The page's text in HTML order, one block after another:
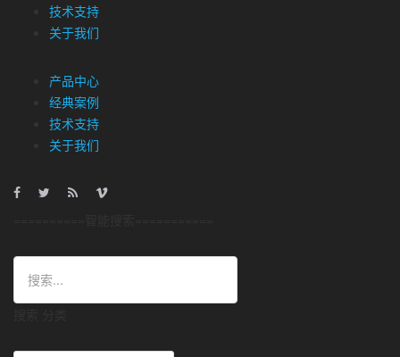
技术支持
关于我们
产品中心
经典案例
技术支持
关于我们